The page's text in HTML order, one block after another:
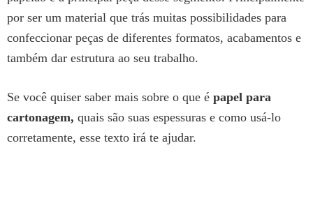
por ser um material que trás muitas possibilidades para
confeccionar peças de diferentes formatos, acabamentos e
também dar estrutura ao seu trabalho.
Se você quiser saber mais sobre o que é papel para
cartonagem, quais são suas espessuras e como usá-lo
corretamente, esse texto irá te ajudar.